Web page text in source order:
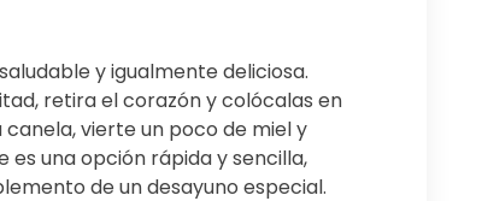
y igualmente deliciosa.
retira el corazón y colócalas en
vierte un poco de miel y
es una opción rápida y sencilla,
de un desayuno especial.